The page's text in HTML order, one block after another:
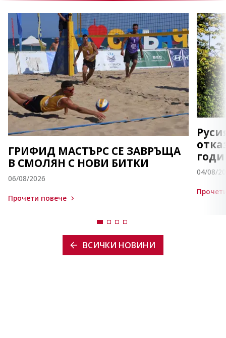
ГРИФИД МАСТЪРС СЕ ЗАВРЪЩА
В СМОЛЯН С НОВИ БИТКИ
06/08/2026
Прочети повече
04/08/
ВСИЧКИ НОВИНИ